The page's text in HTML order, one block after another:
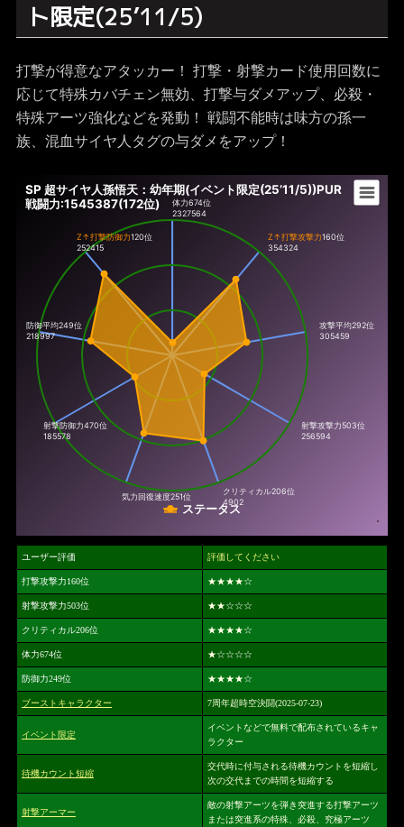
ト限定(25’11/5)
打撃が得意なアタッカー！ 打撃・射撃カード使用回数に
応じて特殊カバチェン無効、打撃与ダメアップ、必殺・
特殊アーツ強化などを発動！ 戦闘不能時は味方の孫一
族、混血サイヤ人タグの与ダメをアップ！
SP 超サイヤ人孫悟天：幼年期(イベント限定(25’11/5))PUR
戦闘力:1545387(172位)
ステータス
体力674位
2327564
Z↑打撃攻撃力160位
354324
攻撃平均292位
305459
射撃攻撃力503位
256594
クリティカル206位
4902
気力回復速度251位
射撃防御力470位
185578
防御平均249位
218997
Z↑打撃防御力120位
252415
ユーザー評価 評価してください
打撃攻撃力160位 ★★★★☆
射撃攻撃力503位 ★★☆☆☆
クリティカル206位 ★★★★☆
体力674位 ★☆☆☆☆
防御力249位 ★★★★☆
ブーストキャラクター 7周年超時空決闘(2025-07-23)
イベント限定
イベントなどで無料で配布されているキャ
ラクター
待機カウント短縮
交代時に付与される待機カウントを短縮し
次の交代までの時間を短縮する
射撃アーマー
敵の射撃アーツを弾き突進する打撃アーツ
または突進系の特殊、必殺、究極アーツ